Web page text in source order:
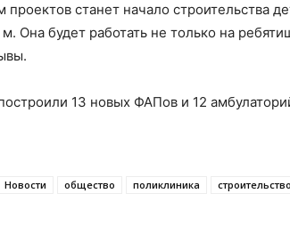
станет начало строительства
будет работать не только на
13 новых ФАПов и 12
Новости общество поликлиника строительство